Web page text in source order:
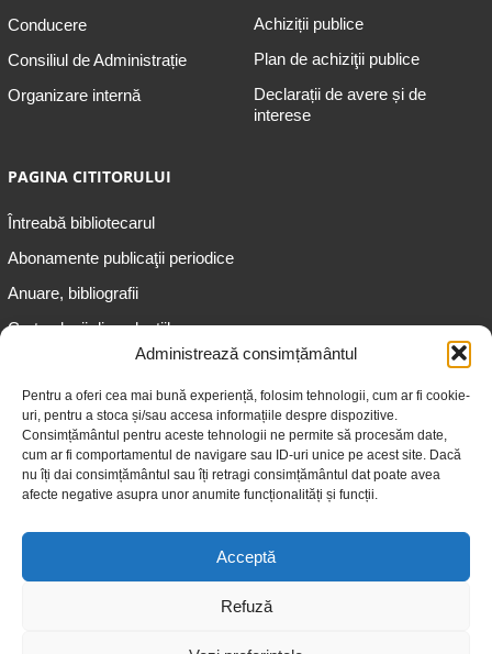
Administrează consimțământul
Pentru a oferi cea mai bună experiență, folosim tehnologii, cum ar fi cookie-
uri, pentru a stoca și/sau accesa informațiile despre dispozitive.
Consimțământul pentru aceste tehnologii ne permite să procesăm date,
cum ar fi comportamentul de navigare sau ID-uri unice pe acest site. Dacă
nu îți dai consimțământul sau îți retragi consimțământul dat poate avea
afecte negative asupra unor anumite funcționalități și funcții.
Acceptă
Refuză
Conducere
Consiliul de Administrație
Organizare internă
Achiziții publice
Plan de achiziţii publice
Declarații de avere și de
interese
PAGINA CITITORULUI
Întreabă bibliotecarul
Abonamente publicaţii periodice
Anuare, bibliografii
Cartea lunii din colecțiile
Informații pentru adolescenți
Informații pentru adulți
Informații pentru seniori